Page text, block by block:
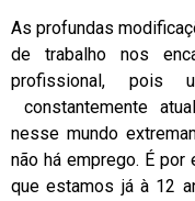
As profundas
de trabalho nos
profissional, pois
constantemente
nesse mundo
não há emprego. É
que estamos já à 12